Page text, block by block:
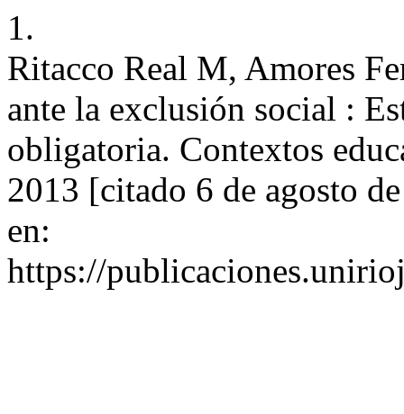
1.
Ritacco Real M, Amores
ante la exclusión social :
obligatoria. Contextos
2013 [citado 6 de agosto
en:
https://